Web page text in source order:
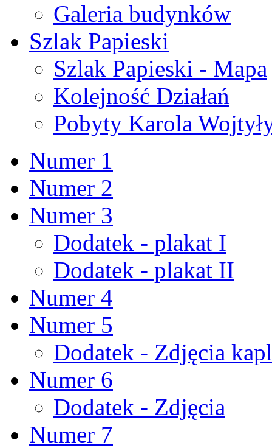
Galeria budynków
Szlak Papieski
Szlak Papieski - Mapa
Kolejność Działań
Pobyty Karola
Numer 1
Numer 2
Numer 3
Dodatek - plakat I
Dodatek - plakat II
Numer 4
Numer 5
Dodatek - Zdjęcia
Numer 6
Dodatek - Zdjęcia
Numer 7